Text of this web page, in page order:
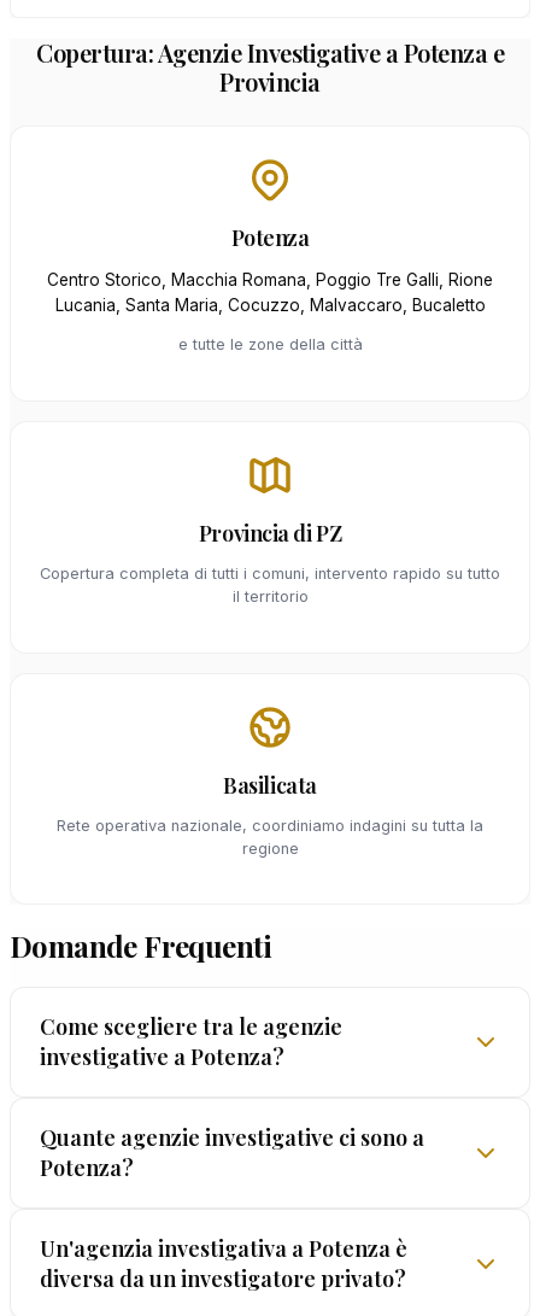
Copertura: Agenzie Investigative a Potenza e
Provincia
Potenza
Centro Storico, Macchia Romana, Poggio Tre Galli, Rione
Lucania, Santa Maria, Cocuzzo, Malvaccaro, Bucaletto
e tutte le zone della città
Provincia di PZ
Copertura completa di tutti i comuni, intervento rapido su tutto
il territorio
Basilicata
Rete operativa nazionale, coordiniamo indagini su tutta la
regione
Domande Frequenti
Come scegliere tra le agenzie
investigative a Potenza?
A Potenza, i criteri di scelta sono quattro: licenza
prefettizia verificabile, esperienza dimostrabile
legalità dei metodi e preventivo trasparente.
EUROPOL® soddisfa tutti i criteri dal 1962.
Quante agenzie investigative ci sono a
Potenza?
A Potenza operano alcune realtà investigative,
ma la quantità non è un indicatore di qualità.
Un'agenzia investigativa a Potenza è
diversa da un investigatore privato?